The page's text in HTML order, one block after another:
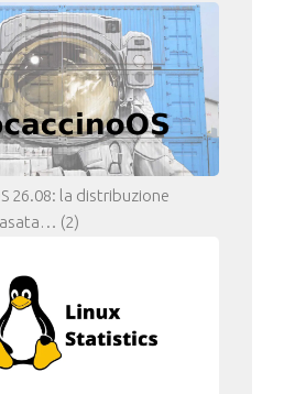
26.08: la distribuzione
(2)